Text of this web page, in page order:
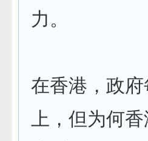
力。
在香港，政
上，但为何